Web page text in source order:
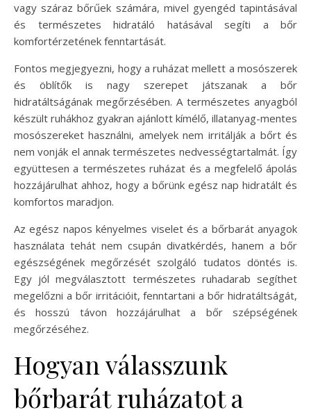
vagy száraz bőrűek számára, mivel gyengéd tapintásával
és természetes hidratáló hatásával segíti a bőr
komfortérzetének fenntartását.
Fontos megjegyezni, hogy a ruházat mellett a mosószerek
és öblítők is nagy szerepet játszanak a bőr
hidratáltságának megőrzésében. A természetes anyagból
készült ruhákhoz gyakran ajánlott kímélő, illatanyag-mentes
mosószereket használni, amelyek nem irritálják a bőrt és
nem vonják el annak természetes nedvességtartalmát. Így
együttesen a természetes ruházat és a megfelelő ápolás
hozzájárulhat ahhoz, hogy a bőrünk egész nap hidratált és
komfortos maradjon.
Az egész napos kényelmes viselet és a bőrbarát anyagok
használata tehát nem csupán divatkérdés, hanem a bőr
egészségének megőrzését szolgáló tudatos döntés is.
Egy jól megválasztott természetes ruhadarab segíthet
megelőzni a bőr irritációit, fenntartani a bőr hidratáltságát,
és hosszú távon hozzájárulhat a bőr szépségének
megőrzéséhez.
Hogyan válasszunk
bőrbarát ruházatot a